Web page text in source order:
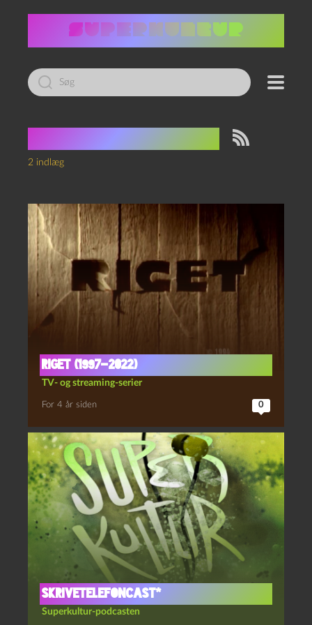
Led
efter:
2 indlæg
Riget (1997-2022)
TV- og streaming-serier
For 4 år siden 0
Skrivetelefoncast*
Superkultur-podcasten